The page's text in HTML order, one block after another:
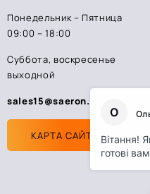
Понедельник – Пятница
09:00 – 18:00
Суббота, воскресенье
выходной
sales15@saeron.ua
КАРТА САЙТА